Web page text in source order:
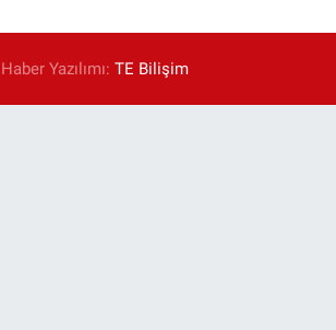
Haber Yazılımı:TE Bilişim